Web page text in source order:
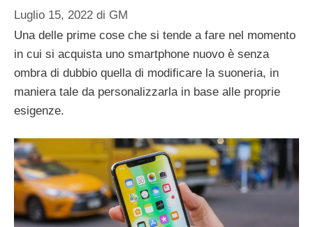
Luglio 15, 2022 di GM
Una delle prime cose che si tende a fare nel momento
in cui si acquista uno smartphone nuovo è senza
ombra di dubbio quella di modificare la suoneria, in
maniera tale da personalizzarla in base alle proprie
esigenze.